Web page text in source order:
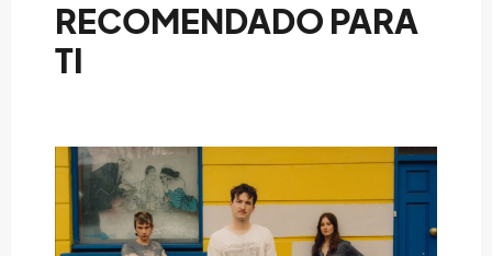
RECOMENDADO PARA
TI